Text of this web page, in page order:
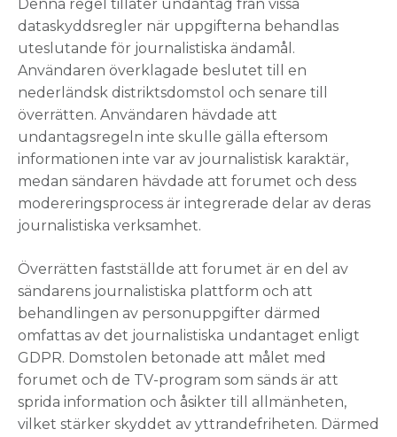
Denna regel tillåter undantag från vissa
dataskyddsregler när uppgifterna behandlas
uteslutande för journalistiska ändamål.
Användaren överklagade beslutet till en
nederländsk distriktsdomstol och senare till
överrätten. Användaren hävdade att
undantagsregeln inte skulle gälla eftersom
informationen inte var av journalistisk karaktär,
medan sändaren hävdade att forumet och dess
modereringsprocess är integrerade delar av deras
journalistiska verksamhet.
Överrätten fastställde att forumet är en del av
sändarens journalistiska plattform och att
behandlingen av personuppgifter därmed
omfattas av det journalistiska undantaget enligt
GDPR. Domstolen betonade att målet med
forumet och de TV-program som sänds är att
sprida information och åsikter till allmänheten,
vilket stärker skyddet av yttrandefriheten. Därmed